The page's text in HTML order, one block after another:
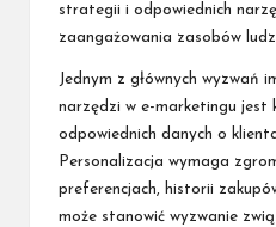
strategii i odpowiednich
zaangażowania zasobów
Jednym z głównych wyzwań
narzędzi w e-marketingu jest
odpowiednich danych o
Personalizacja wymaga
preferencjach, historii
może stanowić wyzwanie